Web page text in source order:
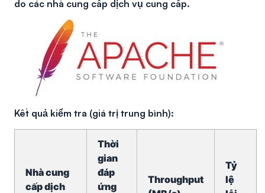
do các nhà cung cấp dịch vụ cung cấp.
Kết quả kiểm tra (giá trị trung bình):
Nhà cung
cấp dịch
Thời
gian
đáp
ứng
Throughput
Tỷ
lệ